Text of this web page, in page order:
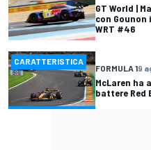
GT World |
con Gounon
WRT #46
CARATTERISTICA
FORMULA 19
McLaren ha
battere Red